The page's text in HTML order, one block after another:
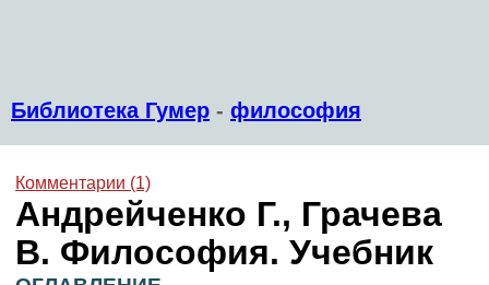
Библиотека Гумер - философия
Комментарии (1)
Андрейченко Г., Грачева
В. Философия. Учебник